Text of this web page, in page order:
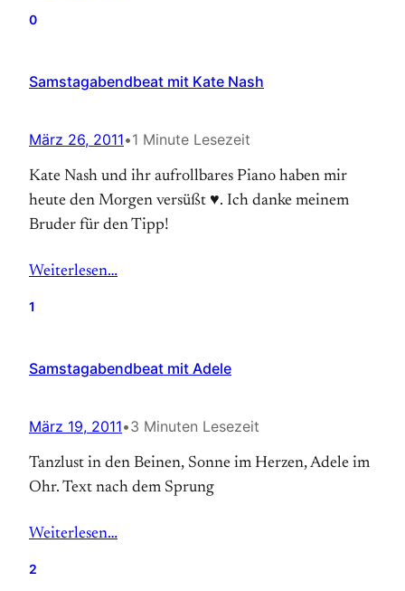
0
Samstagabendbeat mit Kate Nash
März 26, 2011•1 Minute Lesezeit
Kate Nash und ihr aufrollbares Piano haben mir
heute den Morgen versüßt ♥. Ich danke meinem
Bruder für den Tipp!
Weiterlesen…
1
Samstagabendbeat mit Adele
März 19, 2011•3 Minuten Lesezeit
Tanzlust in den Beinen, Sonne im Herzen, Adele im
Ohr. Text nach dem Sprung
Weiterlesen…
2